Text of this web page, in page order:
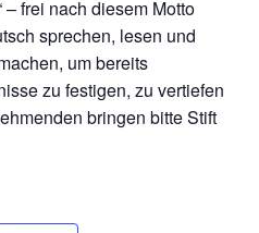
– frei nach diesem Motto
sprechen, lesen und
um bereits
zu festigen, zu vertiefen
bringen bitte Stift